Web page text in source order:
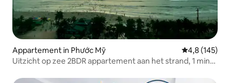
Appartement in Phước Mỹ Gemiddelde
4,8 (145)
Uitzicht op zee 2BDR appartement aan het strand, 1 min